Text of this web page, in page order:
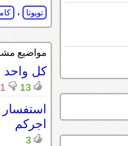
تويوتا ،
مواضيع
كل واحد
13
1
اجركم
3